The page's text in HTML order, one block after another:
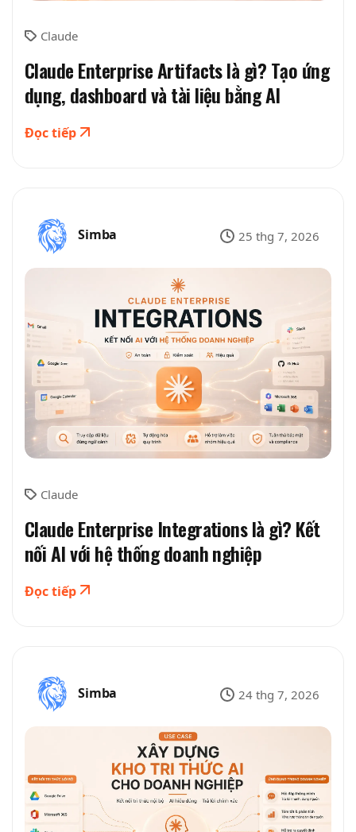
Claude
Claude Enterprise Artifacts là gì? Tạo ứng
dụng, dashboard và tài liệu bằng AI
Đọc tiếp
Simba 25 thg 7, 2026
Claude
Claude Enterprise Integrations là gì? Kết
nối AI với hệ thống doanh nghiệp
Đọc tiếp
Simba 24 thg 7, 2026